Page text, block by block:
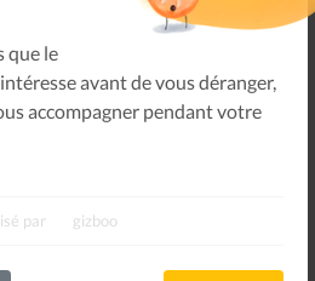
que le
avant de vous déranger,
accompagner pendant votre
par gizboo
Les Allumés du Jazz et,
lecteurs et lectrices, est non
mais aussi qu'il puisse paraître